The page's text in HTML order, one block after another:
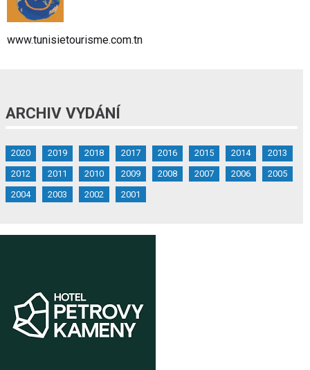
www.tunisietourisme.com.tn
ARCHIV VYDÁNÍ
2020 2019 2018 2017 2016 2015 2014
2013
2012
2011 2010 2009 2008 2007 2006
2005
2004
2003 2002 2001